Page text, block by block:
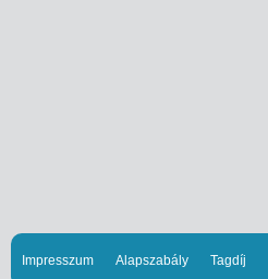
Impresszum Alapszabály Tagdíj